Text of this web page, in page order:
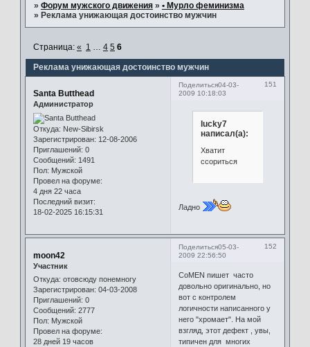
» Форум мужского движения » • Мурло феминизма
» Реклама унижающая достоинство мужчин
Реклама унижающая достоинство мужчин
Страница: « 1 … 4 5 6
Поделиться 151
04-03-
2009 10:18:03
Santa Butthead
Администратор
Откуда: New-Sibirsk
Зарегистрирован: 12-08-2006
Приглашений: 0
Сообщений: 1491
Пол: Мужской
Провел на форуме:
4 дня 22 часа
Последний визит:
18-02-2025 16:15:31
lucky7
написал(а):
Хватит
ссориться
Ладно
Поделиться 152
05-03-
2009 22:56:50
moon42
Участник
Откуда: отовсюду понемногу
Зарегистрирован: 04-03-2008
Приглашений: 0
Сообщений: 2777
Пол: Мужской
Провел на форуме:
28 дней 19 часов
CoMEN пишет часто
довольно оригинально, но
вот с контролем
логичности написанного у
него "хромает". На мой
взгляд, этот дефект , увы,
типичен для многих